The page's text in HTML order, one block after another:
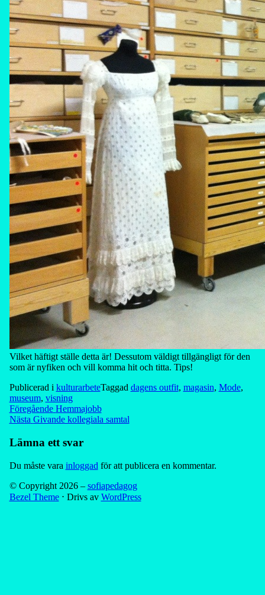
Vilket häftigt ställe detta är! Dessutom väldigt tillgängligt för den
som är nyfiken och vill komma hit och titta. Tips!
Publicerad i kulturarbeteTaggad dagens outfit, magasin, Mode,
museum, visning
Inläggsnavigering
Föregående Hemmajobb
Nästa Givande kollegiala samtal
Lämna ett svar
Du måste vara inloggad för att publicera en kommentar.
© Copyright 2026 – sofiapedagog
Bezel Theme ⋅ Drivs av WordPress